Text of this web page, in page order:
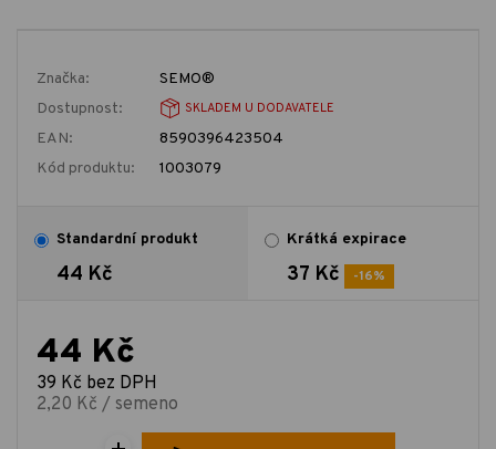
Značka:
SEMO®
Dostupnost:
SKLADEM U DODAVATELE
EAN:
8590396423504
Kód produktu:
1003079
Standardní produkt
44 Kč
Krátká expirace
37 Kč -16%
44 Kč
39 Kč bez DPH
2,20 Kč / semeno